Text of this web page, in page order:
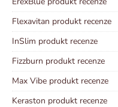
Flexavitan produkt recenze
InSlim produkt recenze
Fizzburn produkt recenze
Max Vibe produkt recenze
Keraston produkt recenze